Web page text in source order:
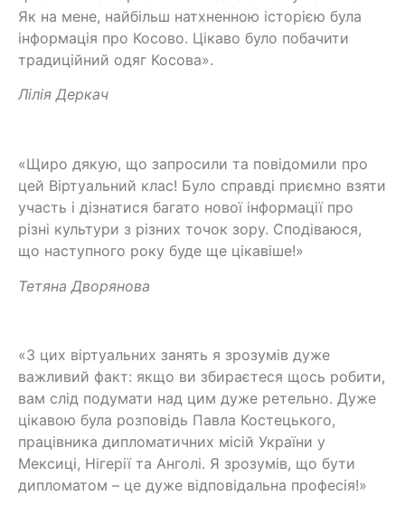
Як на мене, найбільш натхненною історією була
інформація про Косово. Цікаво було побачити
традиційний одяг Косова».
Лілія Деркач
«Щиро дякую, що запросили та повідомили про
цей Віртуальний клас! Було справді приємно взяти
участь і дізнатися багато нової інформації про
різні культури з різних точок зору. Сподіваюся,
що наступного року буде ще цікавіше!»
Тетяна Дворянова
«З цих віртуальних занять я зрозумів дуже
важливий факт: якщо ви збираєтеся щось робити,
вам слід подумати над цим дуже ретельно. Дуже
цікавою була розповідь Павла Костецького,
працівника дипломатичних місій України у
Мексиці, Нігерії та Анголі. Я зрозумів, що бути
дипломатом – це дуже відповідальна професія!»